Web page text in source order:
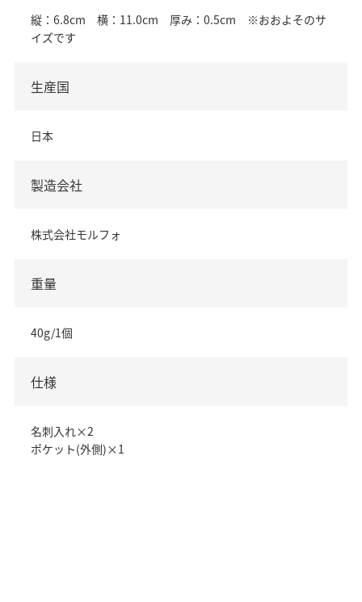
縦：6.8cm 横：11.0cm 厚み：0.5cm ※おおよそのサ
イズです
生産国
日本
製造会社
株式会社モルフォ
重量
40g/1個
仕様
名刺入れ×2
ポケット(外側)×1